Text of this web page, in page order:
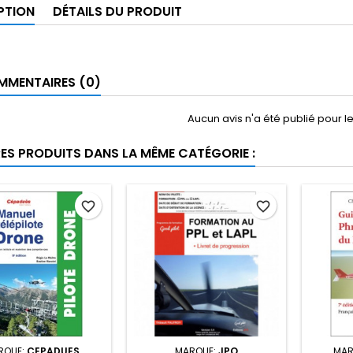
DÉTAILS DU PRODUIT
(0)
Aucun avis n'a été publié pour
PRODUITS DANS LA MÊME CATÉGORIE :
favorite_border favorite_border